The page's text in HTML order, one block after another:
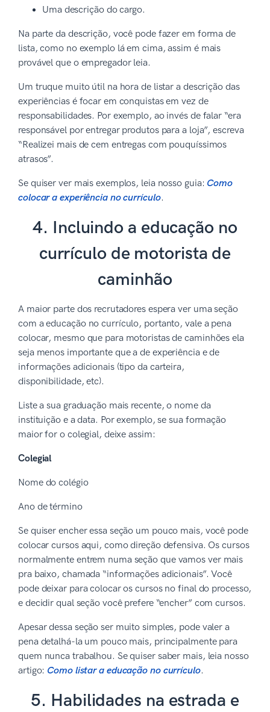
Uma descrição do cargo.
Na parte da descrição, você pode fazer em forma de
lista, como no exemplo lá em cima, assim é mais
provável que o empregador leia.
Um truque muito útil na hora de listar a descrição das
experiências é focar em conquistas em vez de
responsabilidades. Por exemplo, ao invés de falar “era
responsável por entregar produtos para a loja”, escreva
“Realizei mais de cem entregas com pouquíssimos
atrasos”.
Se quiser ver mais exemplos, leia nosso guia: Como
colocar a experiência no currículo.
4. Incluindo a educação no
currículo de motorista de
caminhão
A maior parte dos recrutadores espera ver uma seção
com a educação no currículo, portanto, vale a pena
colocar, mesmo que para motoristas de caminhões ela
seja menos importante que a de experiência e de
informações adicionais (tipo da carteira,
disponibilidade, etc).
Liste a sua graduação mais recente, o nome da
instituição e a data. Por exemplo, se sua formação
maior for o colegial, deixe assim:
Colegial
Nome do colégio
Ano de término
Se quiser encher essa seção um pouco mais, você pode
colocar cursos aqui, como direção defensiva. Os cursos
normalmente entrem numa seção que vamos ver mais
pra baixo, chamada “informações adicionais”. Você
pode deixar para colocar os cursos no final do processo,
e decidir qual seção você prefere “encher” com cursos.
Apesar dessa seção ser muito simples, pode valer a
pena detalhá-la um pouco mais, principalmente para
quem nunca trabalhou. Se quiser saber mais, leia nosso
artigo: Como listar a educação no currículo.
5. Habilidades na estrada e